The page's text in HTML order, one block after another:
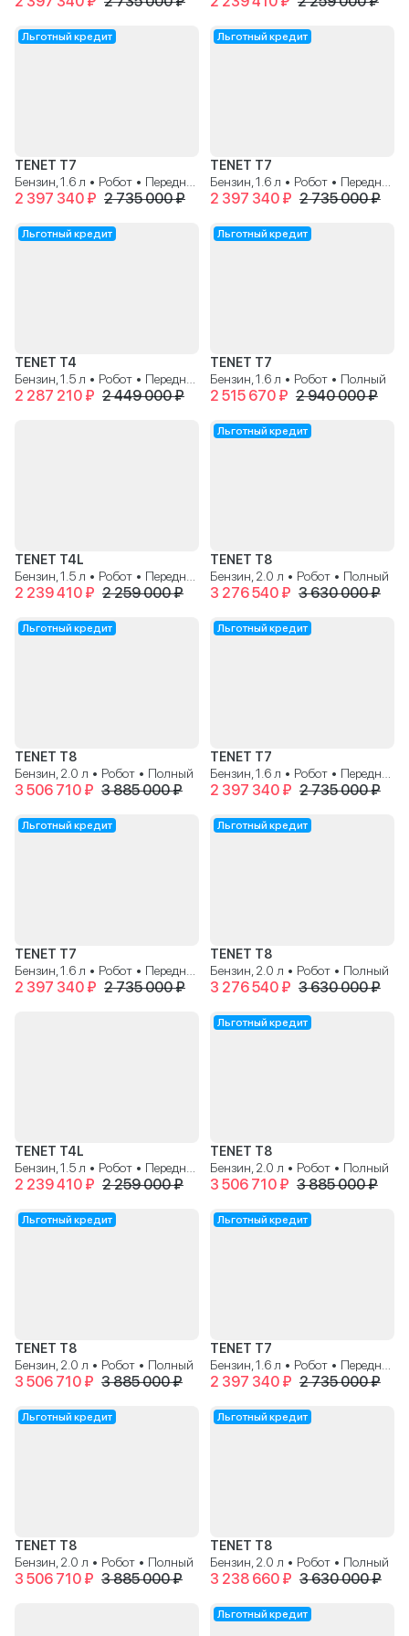
Льготный кредит
TENET T7
2 397 340 ₽ 2 735 000 ₽
Льготный кредит
TENET T7
2 397 340 ₽ 2 735 000 ₽
Льготный кредит
TENET T4
2 287 210 ₽ 2 449 000 ₽
Льготный кредит
TENET T7
Бензин, 1.6 л • Робот • Полный
2 515 670 ₽ 2 940 000 ₽
TENET T4L
2 239 410 ₽ 2 259 000 ₽
Льготный кредит
TENET T8
Бензин, 2.0 л • Робот • Полный
3 276 540 ₽ 3 630 000 ₽
Льготный кредит
TENET T8
Бензин, 2.0 л • Робот • Полный
3 506 710 ₽ 3 885 000 ₽
Льготный кредит
TENET T7
2 397 340 ₽ 2 735 000 ₽
Льготный кредит
TENET T7
2 397 340 ₽ 2 735 000 ₽
Льготный кредит
TENET T8
Бензин, 2.0 л • Робот • Полный
3 276 540 ₽ 3 630 000 ₽
TENET T4L
2 239 410 ₽ 2 259 000 ₽
Льготный кредит
TENET T8
Бензин, 2.0 л • Робот • Полный
3 506 710 ₽ 3 885 000 ₽
Льготный кредит
TENET T8
Бензин, 2.0 л • Робот • Полный
3 506 710 ₽ 3 885 000 ₽
Льготный кредит
TENET T7
2 397 340 ₽ 2 735 000 ₽
Льготный кредит
TENET T8
Бензин, 2.0 л • Робот • Полный
3 506 710 ₽ 3 885 000 ₽
Льготный кредит
TENET T8
Бензин, 2.0 л • Робот • Полный
3 238 660 ₽ 3 630 000 ₽
Льготный кредит